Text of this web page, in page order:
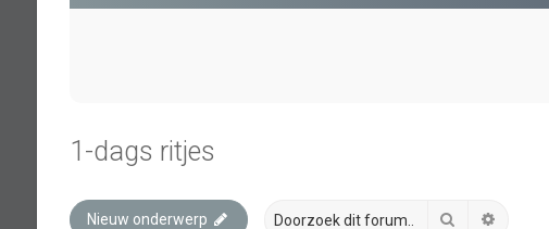
1-dags ritjes
Nieuw onderwerp Zoek